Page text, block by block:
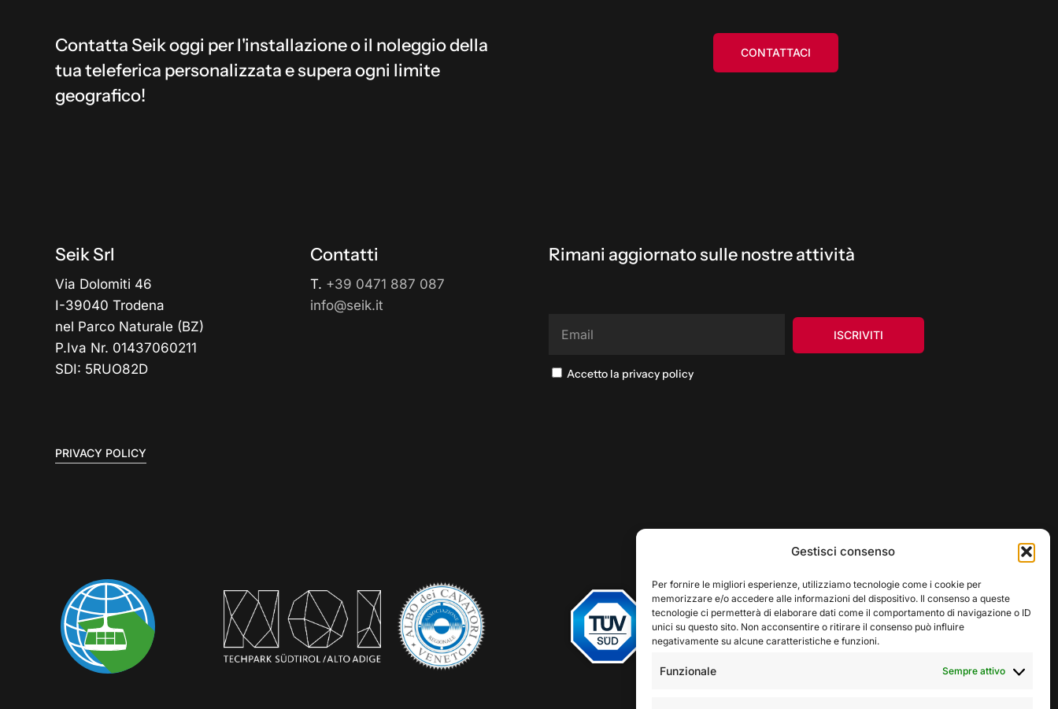
Gestisci consenso
Per fornire le migliori esperienze, utilizziamo tecnologie come i cookie per
memorizzare e/o accedere alle informazioni del dispositivo. Il consenso a queste
tecnologie ci permetterà di elaborare dati come il comportamento di navigazione o ID
unici su questo sito. Non acconsentire o ritirare il consenso può influire
negativamente su alcune caratteristiche e funzioni.
Funzionale Sempre attivo
Contatta Seik oggi per l'installazione o il noleggio della
tua teleferica personalizzata e supera ogni limite
geografico!
CONTATTACI
Seik Srl
Via Dolomiti 46
I-39040 Trodena
nel Parco Naturale (BZ)
P.Iva Nr. 01437060211
SDI: 5RUO82D
Contatti
T. +39 0471 887 087
info@seik.it
PRIVACY POLICY
Rimani aggiornato sulle nostre attività
Accetto la privacy policy